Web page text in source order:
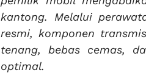
kantong. Melalui
resmi, komponen
tenang, bebas cemas,
optimal.